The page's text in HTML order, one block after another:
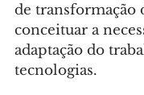
de transformação
conceituar a
adaptação do
tecnologias.